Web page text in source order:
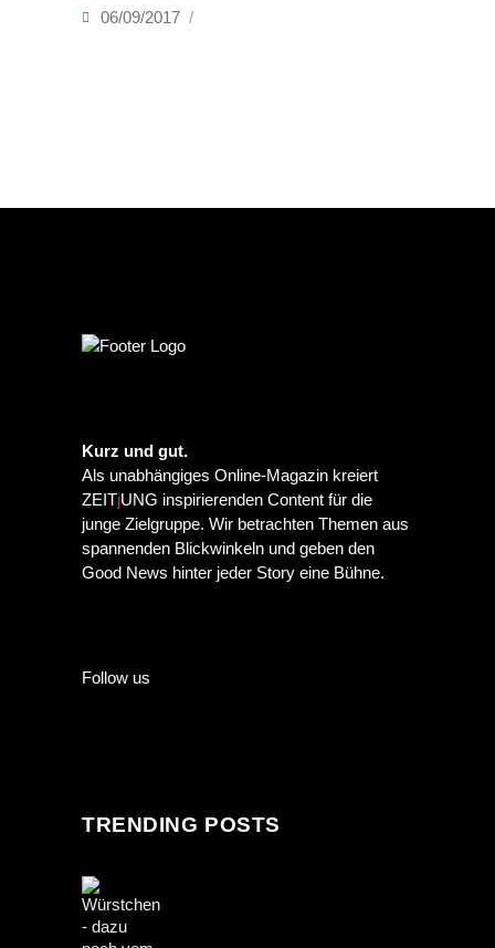
06/09/2017
Kurz und gut.
Als unabhängiges Online-Magazin kreiert
ZEITjUNG inspirierenden Content für die
junge Zielgruppe. Wir betrachten Themen aus
spannenden Blickwinkeln und geben den
Good News hinter jeder Story eine Bühne.
Follow us
TRENDING POSTS